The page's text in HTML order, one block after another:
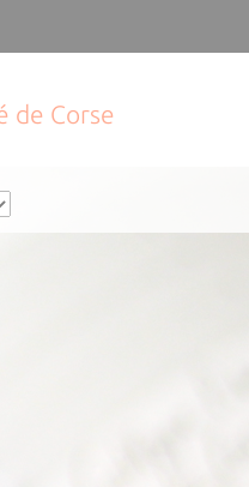
de Corse